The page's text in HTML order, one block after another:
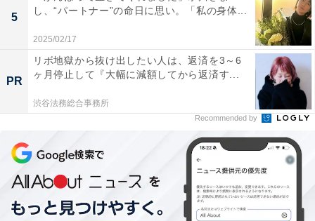
5
し、“パートナー”の命日に思い。「私の身体...
2025/02/17
PR
リボ地獄から抜け出したい人は、返済を3～6
ヶ月停止して『大幅に減額してから返済す...
渋谷法務総合事務所
Recommended by